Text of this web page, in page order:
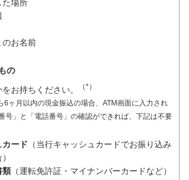
た場所
のお名前
の
お持ちください。
（*）
6ヶ月以内の現金振込の場合、ATM画面に入力され
号」と「電話番号」の確認ができれば、下記は不要
カード （当行キャッシュカードでお振り込み
類 （運転免許証・マイナンバーカードなど）